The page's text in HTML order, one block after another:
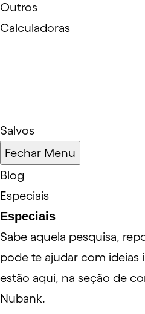
Outros
Calculadoras
Salvos
Fechar Menu
Blog
Especiais
Especiais
Sabe aquela pesquisa,
pode te ajudar com ideias
estão aqui, na seção de
Nubank.